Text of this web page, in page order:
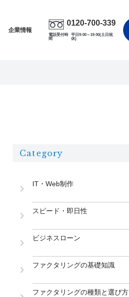
企業情報
0120-700-339
電話受付時
間
平日9:00～19:00(土日祝
休)
Category
IT・Web制作
スピード・即日性
ビジネスローン
ファクタリングの基礎知識
ファクタリングの種類と選び方